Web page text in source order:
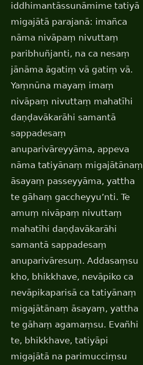
iddhimantāssunāmime tatiyā
migajātā parajanā: imañca
nāma nivāpaṃ nivuttaṃ
paribhuñjanti, na ca nesaṃ
jānāma āgatiṃ vā gatiṃ vā.
Yaṃnūna mayaṃ imaṃ
nivāpaṃ nivuttaṃ mahatīhi
daṇḍavākarāhi samantā
sappadesaṃ
anuparivāreyyāma, appeva
nāma tatiyānaṃ migajātānaṃ
āsayaṃ passeyyāma, yattha
te gāhaṃ gaccheyyu’nti. Te
amuṃ nivāpaṃ nivuttaṃ
mahatīhi daṇḍavākarāhi
samantā sappadesaṃ
anuparivāresuṃ. Addasaṃsu
kho, bhikkhave, nevāpiko ca
nevāpikaparisā ca tatiyānaṃ
migajātānaṃ āsayaṃ, yattha
te gāhaṃ agamaṃsu. Evañhi
te, bhikkhave, tatiyāpi
migajātā na parimucciṃsu